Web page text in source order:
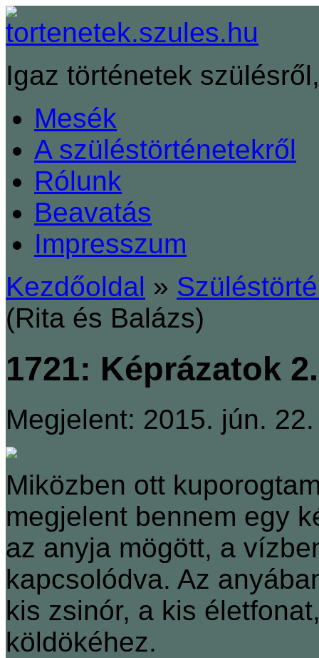
Igaz történetek
Mesék
A szüléstörténetekről
Rólunk
Beavatás
Impresszum
Kezdőoldal »
(Rita és Balázs)
1721: Képrázatok
Megjelent: 2015. jún. 22.
Miközben ott
megjelent bennem egy
az anyja mögött, a
kapcsolódva. Az
kis zsinór, a kis
köldökéhez.